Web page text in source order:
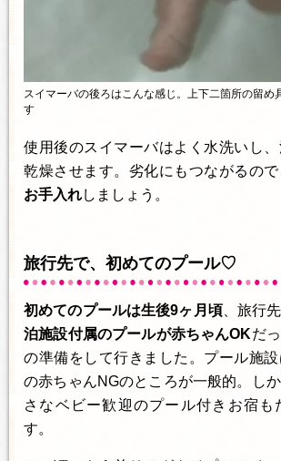
スイマーバの後ろはこんな感じ。上下二箇所の留め
す
使用後のスイマーバはよく水洗いし
乾燥させます。劣化にもつながるの
お手入れしましょう。
旅行先で、初めてのプール♡
初めてのプールは生後9ヶ月頃、旅行
泊施設付属のプールが赤ちゃんOKだ
の準備をして行きました。プール施
の赤ちゃんNGのところが一般的。し
さなベビー歓迎のプール付きお宿も
す。